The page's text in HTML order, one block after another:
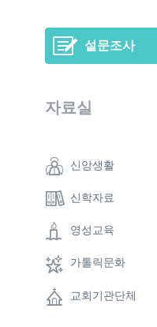
설문조사
자료실
신앙생활
신학자료
영성교육
가톨릭문화
교회기관단체